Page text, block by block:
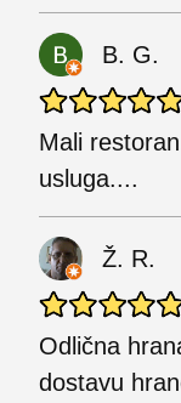
B. G.
Mali
usluga....
Ž. R.
Odlična
dostavu